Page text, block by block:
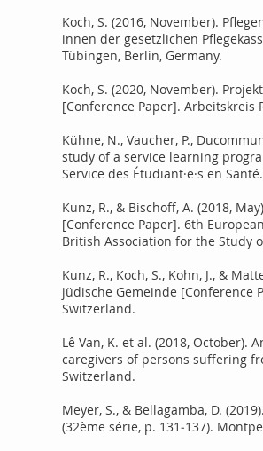
Koch, S. (2016, November).
innen der gesetzlichen
Tübingen, Berlin, Germany.
Koch, S. (2020, November).
[Conference Paper].
Kühne, N., Vaucher, P.,
study of a service learning
Service des Étudiant·e·s en
Kunz, R., & Bischoff, A. (2018,
[Conference Paper]. 6th
British Association for the Study
Kunz, R., Koch, S., Kohn, J., &
jüdische Gemeinde [Conference
Switzerland.
Lê Van, K. et al. (2018,
caregivers of persons suffering
Switzerland.
Meyer, S., & Bellagamba, D.
(32ème série, p. 131‑137).